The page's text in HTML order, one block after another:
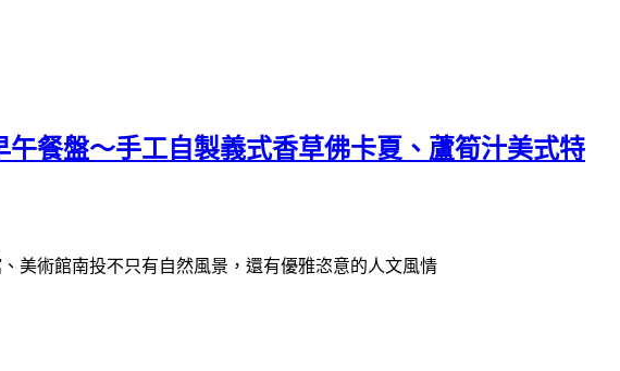
餐盤～手工自製義式香草佛卡夏、蘆筍汁美式特
美術館南投不只有自然風景，還有優雅恣意的人文風情